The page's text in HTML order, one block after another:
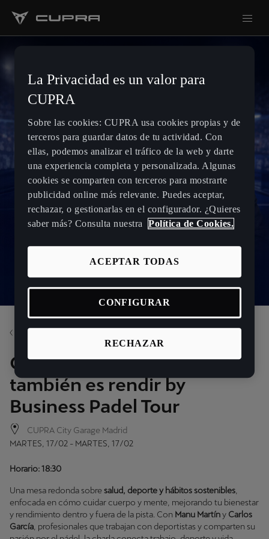
Volver
CUPRA Talk: Cuidarte
también es rendir by
Business Padel Tour
CUPRA City Garage Madrid
MARTES, 17/02 - MARTES, 17/02
Horario: 18:30
Una mesa redonda sobresalud, deporte y hábitos sostenibles,
enfocada en cómo cuidar cuerpo y mente, mejorando tu bienestar
y rendimiento dentro y fuera de la pista. Con Manu Martíny Carlos
García, profesionales que trabajan con deportistas y comparten su
La Privacidad es un valor para
CUPRA
Sobre las cookies: CUPRA usa cookies propias y de
terceros para guardar datos de tu actividad. Con
ellas, podemos analizar el tráfico de la web y darte
una experiencia completa y personalizada. Algunas
cookies se comparten con terceros para mostrarte
publicidad online más relevante. Puedes aceptar,
rechazar, o gestionarlas en el configurador. ¿Quieres
saber más? Consulta nuestra Política de Cookies.
RECHAZAR
ACEPTAR TODAS
CONFIGURAR